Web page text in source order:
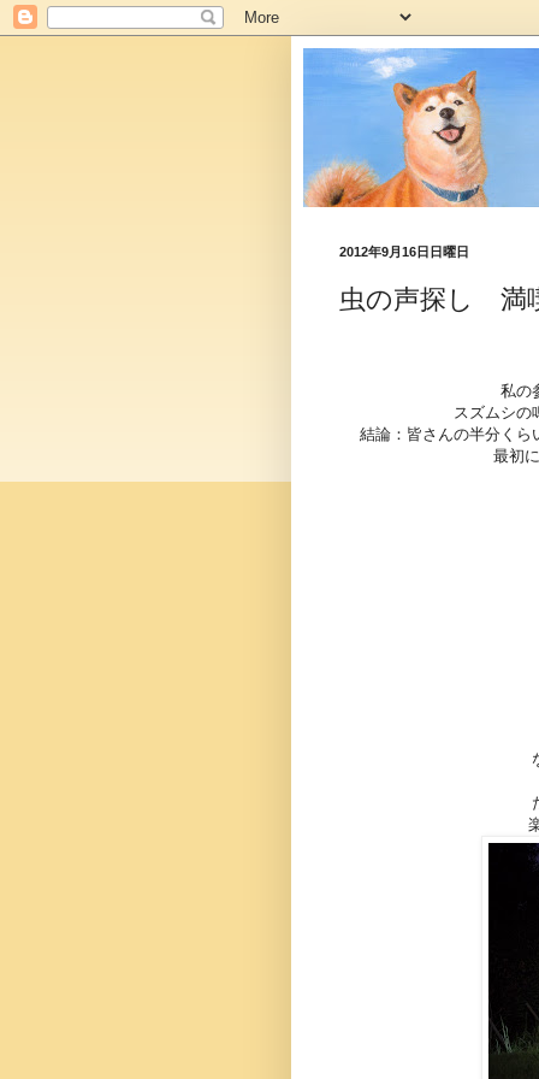
2012年9月16日日曜日
虫の声探し 満
私の
スズムシの
結論：皆さんの半分くら
最初